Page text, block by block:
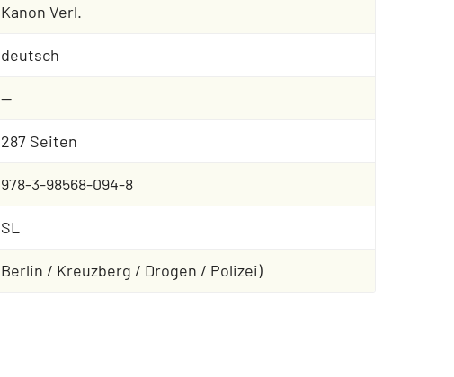
Kanon Verl.
deutsch
--
287 Seiten
978-3-98568-094-8
SL
Berlin / Kreuzberg / Drogen / Polizei)